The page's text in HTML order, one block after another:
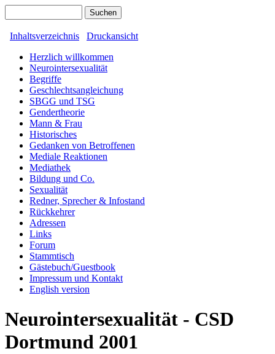
Inhaltsverzeichnis
Druckansicht
Herzlich willkommen
Neurointersexualität
Begriffe
Geschlechtsangleichung
SBGG und TSG
Gendertheorie
Mann & Frau
Historisches
Gedanken von Betroffenen
Mediale Reaktionen
Mediathek
Bildung und Co.
Sexualität
Redner, Sprecher & Infostand
Rückkehrer
Adressen
Links
Forum
Stammtisch
Gästebuch/Guestbook
Impressum und Kontakt
English version
Neurointersexualität - CSD
Dortmund 2001